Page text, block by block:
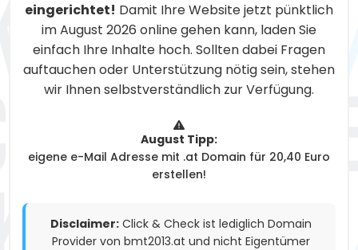
eingerichtet! Damit Ihre Website jetzt pünktlich
im August 2026 online gehen kann, laden Sie
einfach Ihre Inhalte hoch. Sollten dabei Fragen
auftauchen oder Unterstützung nötig sein, stehen
wir Ihnen selbstverständlich zur Verfügung.
August Tipp:
eigene e-Mail Adresse mit .at Domain für 20,40 Euro
erstellen!
Disclaimer:Click & Check ist lediglich Domain
Provider von bmt2013.at und nicht Eigentümer